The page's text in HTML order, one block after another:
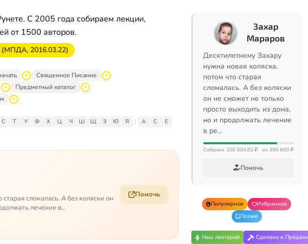
С 2005 года собираем лекции,
от 1500 авторов.
(МПДА, 2016.03.22)
Священное Писание
Предметный каталог
С Т У Ф Х Ц Ч Ш Щ Э Ю Я | A C
E
сломалась. А без коляски он
лечение в
Помочь
Захар
Мараров
Десятилетнему Захару
нужна новая коляска,
потом что старая
сломалась. А без коляски
он не сможет не только
просто выходить из дома,
но и продолжать лечение
в ре…
Собрано 326 504,03 ₽ из 398 600 ₽
Помочь
Популярное
Избранное
Позже
Наш лекторий Сделано в